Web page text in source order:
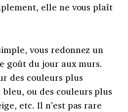
elle ne vous plaît
vous redonnez un
goût du jour aux murs.
des couleurs plus
ou des couleurs plus
etc. Il n’est pas rare